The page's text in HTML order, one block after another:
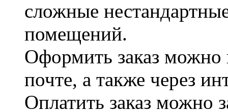
сложные
помещений.
Оформить заказ можно
почте, а также через
Оплатить заказ можно